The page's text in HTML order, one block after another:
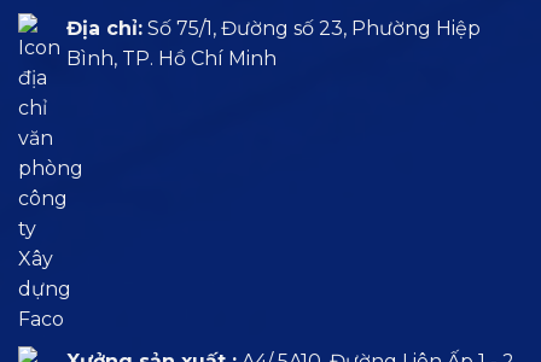
Địa chỉ: Số 75/1, Đường số 23, Phường Hiệp
Bình, TP. Hồ Chí Minh